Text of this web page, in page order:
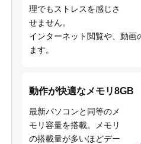
理でもストレスを感じさ
せません。
インターネット閲覧や、動画
ます。
動作が快適なメモリ8GB
最新パソコンと同等のメ
モリ容量を搭載。メモリ
の搭載量が多いほどデー